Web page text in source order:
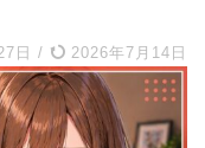
日 / 2026年7月14日